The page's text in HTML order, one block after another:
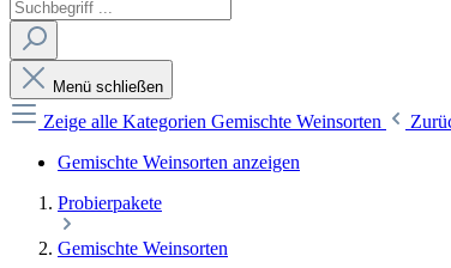
Menü schließen
Zeige alle Kategorien Gemischte Weinsorten
Gemischte Weinsorten anzeigen
Probierpakete
Gemischte Weinsorten